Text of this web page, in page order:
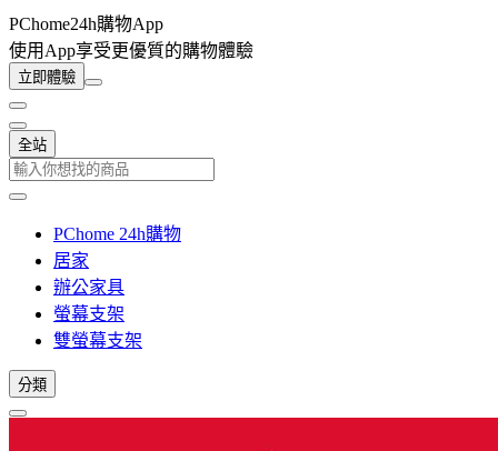
PChome24h購物App
使用App享受更優質的購物體驗
立即體驗
全站
PChome 24h購物
居家
辦公家具
螢幕支架
雙螢幕支架
分類